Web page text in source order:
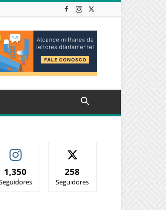
1,350 258
Seguidores